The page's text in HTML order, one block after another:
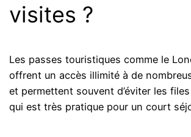
visites ?
Les passes touristiques comme le
offrent un accès illimité à de
et permettent souvent d’éviter les
qui est très pratique pour un court